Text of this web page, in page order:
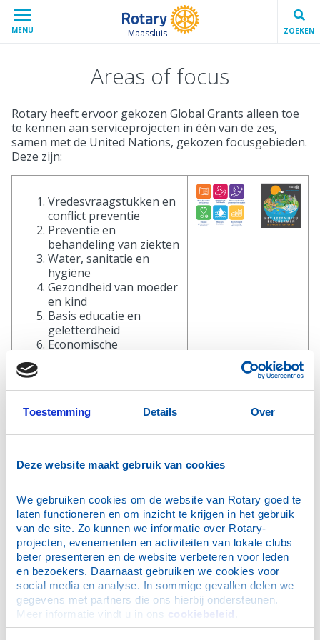
Toestemming Details Over
Deze website maakt gebruik van cookies
We gebruiken cookies om de website van Rotary goed te
laten functioneren en om inzicht te krijgen in het gebruik
van de site. Zo kunnen we informatie over Rotary-
projecten, evenementen en activiteiten van lokale clubs
beter presenteren en de website verbeteren voor leden
en bezoekers. Daarnaast gebruiken we cookies voor
social media en analyse. In sommige gevallen delen we
gegevens met partners die ons hierbij ondersteunen.
Meer informatie vindt u in ons cookiebeleid
MENU Maassluis ZOEKEN
Areas of focus
Rotary heeft ervoor gekozen Global Grants alleen toe
te kennen aan serviceprojecten in één van de zes,
samen met de United Nations, gekozen focusgebieden.
Deze zijn:
Vredesvraagstukken en
conflict preventie
Preventie en
behandeling van ziekten
Water, sanitatie en
hygiëne
Gezondheid van moeder
en kind
Basis educatie en
geletterdheid
Economische
beschermen
niet in aanmerking voor een Global Grant.
Voor leden
International
The Rotary Foundation
Actueel
Steun aan service projecten
Areas of focus